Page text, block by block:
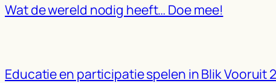
Wat de wereld nodig heeft… Doe mee!
Educatie en participatie spelen in Blik Vooruit